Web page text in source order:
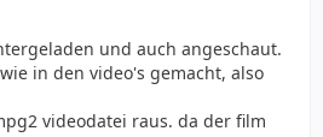
und auch angeschaut.
in den video's gemacht, also
videodatei raus. da der film